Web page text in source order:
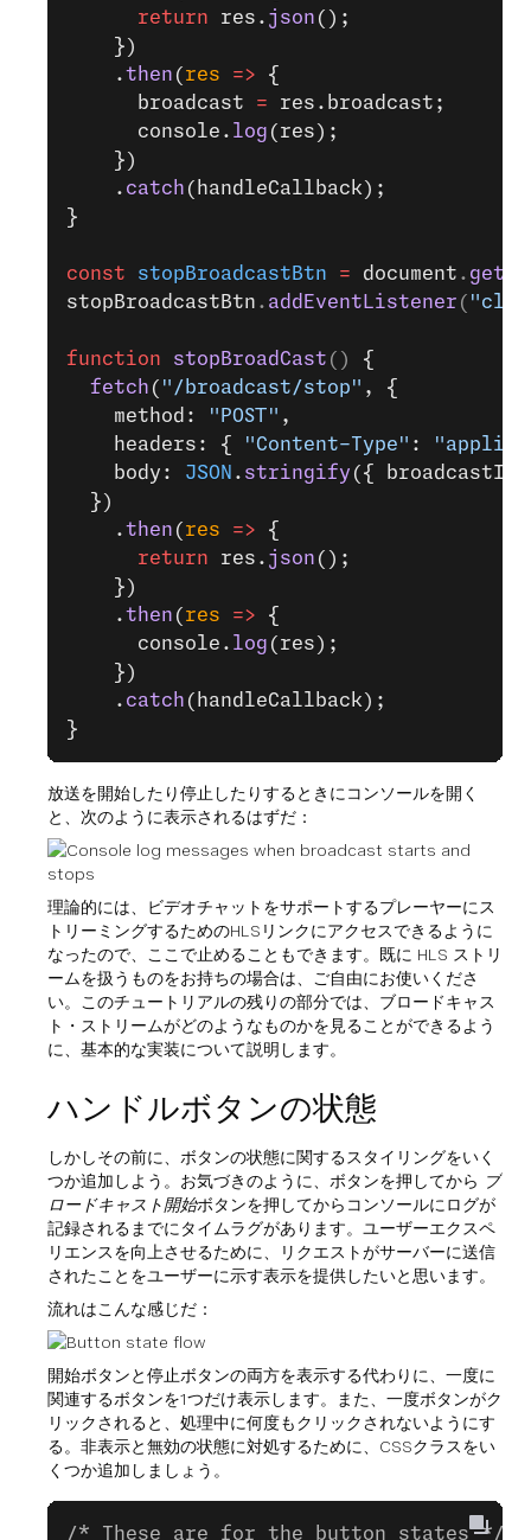
      return
res. json ();
    })
    .
then ( res => {
      broadcast
= res.broadcast;
      console.
log (res);
    })
    .
catch (handleCallback);
}
const stopBroadcastBtn = document .
stopBroadcastBtn . addEventListener (
function stopBroadCast () {
  fetch
( "/broadcast/stop" , {
    method:
"POST" ,
    headers: {
"Content-Type" :
    body:
JSON . stringify ({
  })
    .
then ( res => {
      return
res. json ();
    })
    .
then ( res => {
      console.
log (res);
    })
    .
catch (handleCallback);
}
放送を開始したり停止したりするときにコンソールを開く
と、次のように表示されるはずだ：
理論的には、ビデオチャットをサポートするプレーヤーにス
トリーミングするためのHLSリンクにアクセスできるように
なったので、ここで止めることもできます。既に HLS ストリ
ームを扱うものをお持ちの場合は、ご自由にお使いくださ
い。このチュートリアルの残りの部分では、ブロードキャス
ト・ストリームがどのようなものかを見ることができるよう
に、基本的な実装について説明します。
ハンドルボタンの状態
しかしその前に、ボタンの状態に関するスタイリングをいく
つか追加しよう。お気づきのように、ボタンを押してから ブ
ロードキャスト開始ボタンを押してからコンソールにログが
記録されるまでにタイムラグがあります。ユーザーエクスペ
リエンスを向上させるために、リクエストがサーバーに送信
されたことをユーザーに示す表示を提供したいと思います。
流れはこんな感じだ：
開始ボタンと停止ボタンの両方を表示する代わりに、一度に
関連するボタンを1つだけ表示します。また、一度ボタンがク
リックされると、処理中に何度もクリックされないようにす
る。非表示と無効の状態に対処するために、CSSクラスをい
くつか追加しましょう。
/* These are for the button states */